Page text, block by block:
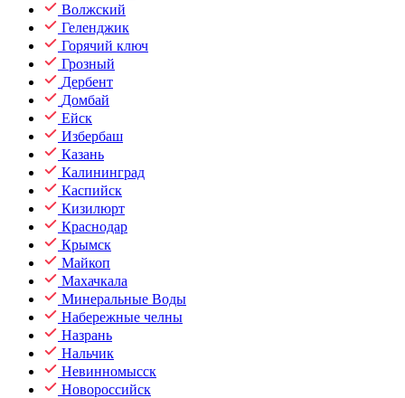
Волжский
Геленджик
Горячий ключ
Грозный
Дербент
Домбай
Ейск
Избербаш
Казань
Калининград
Каспийск
Кизилюрт
Краснодар
Крымск
Майкоп
Махачкала
Минеральные Воды
Набережные челны
Назрань
Нальчик
Невинномысск
Новороссийск